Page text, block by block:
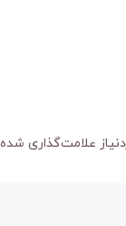
علامت‌گذاری